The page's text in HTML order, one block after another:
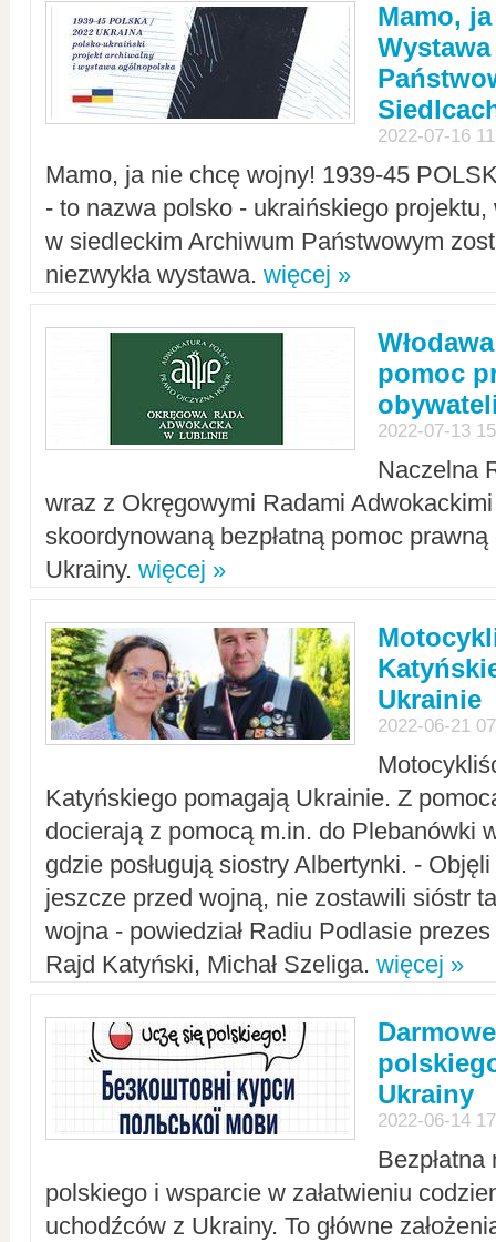
Mamo,
2022-07-16
Mamo, ja nie chcę wojny! 1939-45
- to nazwa polsko - ukraińskiego
w siedleckim Archiwum Państwowym
niezwykła wystawa. więcej »
pomoc
2022-07-13
Naczelna
wraz z Okręgowymi Radami Adwokackimi
skoordynowaną bezpłatną pomoc
Ukrainy. więcej »
Ukrainie
2022-06-21
Katyńskiego pomagają Ukrainie. Z
docierają z pomocą m.in. do Plebanówki
gdzie posługują siostry Albertynki. -
jeszcze przed wojną, nie zostawili sióstr
wojna - powiedział Radiu Podlasie
Rajd Katyński, Michał Szeliga. więcej »
Ukrainy
2022-06-14
polskiego i wsparcie w załatwieniu
uchodźców z Ukrainy. To główne